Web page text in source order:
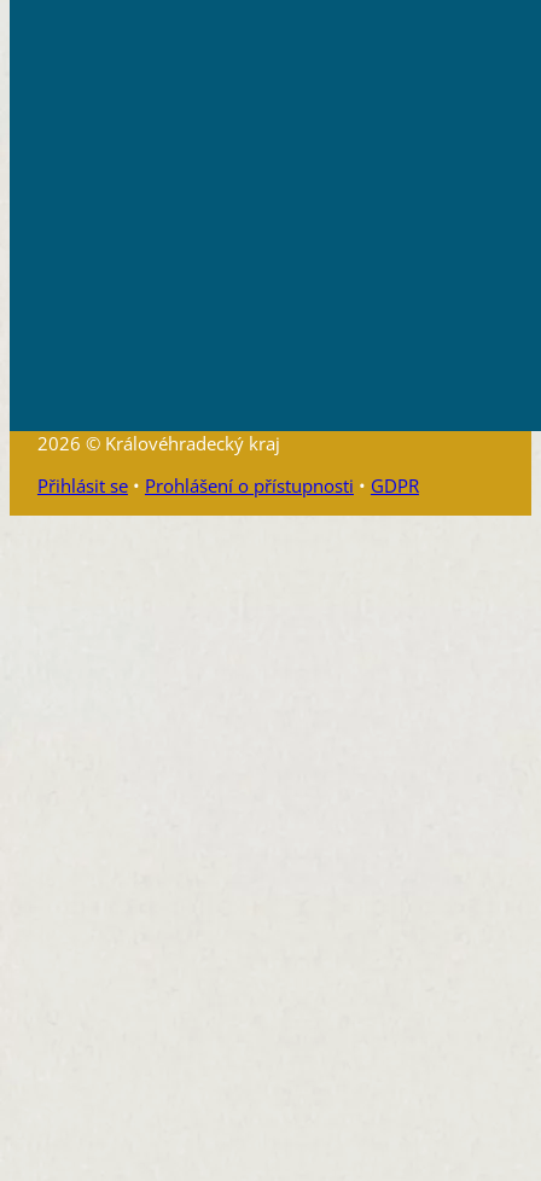
2026 © Královéhradecký kraj
Přihlásit se• Prohlášení o přístupnosti • GDPR